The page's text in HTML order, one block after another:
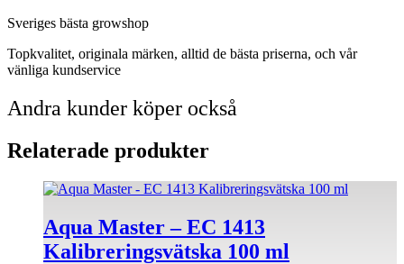
Sveriges bästa growshop
Topkvalitet, originala märken, alltid de bästa priserna, och vår
vänliga kundservice
Andra kunder köper också
Relaterade produkter
Aqua Master – EC 1413
Kalibreringsvätska 100 ml